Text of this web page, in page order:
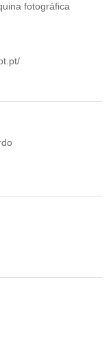
fotográfica